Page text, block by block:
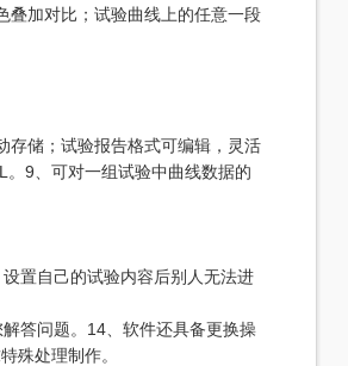
叠加对比；试验曲线上的任意一段
存储；试验报告格式可编辑，灵活
9、可对一组试验中曲线数据的
置自己的试验内容后别人无法进
答问题。14、软件还具备更换操
殊处理制作。